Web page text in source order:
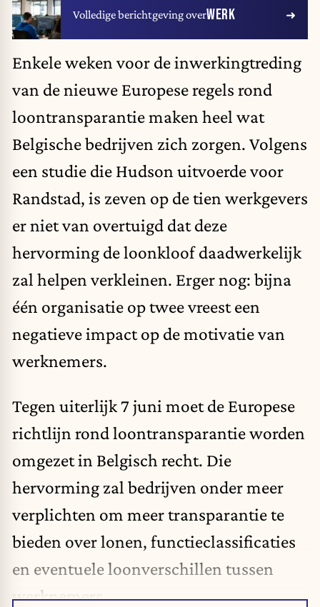
Volledige berichtgeving overWERK
Enkele weken voor de inwerkingtreding
van de nieuwe Europese regels rond
loontransparantie maken heel wat
Belgische bedrijven zich zorgen. Volgens
een studie die Hudson uitvoerde voor
Randstad, is zeven op de tien werkgevers
er niet van overtuigd dat deze
hervorming de loonkloof daadwerkelijk
zal helpen verkleinen. Erger nog: bijna
één organisatie op twee vreest een
negatieve impact op de motivatie van
werknemers.
Tegen uiterlijk 7 juni moet de Europese
richtlijn rond loontransparantie worden
omgezet in Belgisch recht. Die
hervorming zal bedrijven onder meer
verplichten om meer transparantie te
bieden over lonen, functieclassificaties
en eventuele loonverschillen tussen
werknemers.